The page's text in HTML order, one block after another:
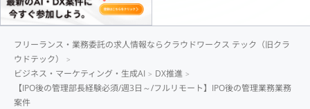
フリーランス・業務委託の求人情報ならクラウドワークス テック（旧クラ
ウドテック）
ビジネス・マーケティング・生成AI
DX推進
【IPO後の管理部長経験必須/週3日～/フルリモート】IPO後の管理業務業務
案件